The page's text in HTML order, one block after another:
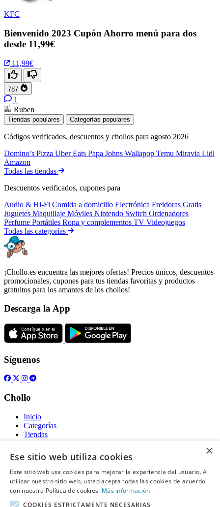
KFC
Bienvenido 2023 Cupón Ahorro menú para dos
desde 11,99€
11,99€
787
1
Ruben
Tiendas populares Categorías populares
Códigos verificados, descuentos y chollos para agosto 2026
Domino’s Pizza Uber Eats Papa Johns Wallapop Temu Miravia Lidl
Amazon
Todas las tiendas
Descuentos verificados, cupones para
Audio & Hi-Fi Comida a domicilio Electrónica Freidoras Gratis
Juguetes Maquillaje Móviles Nintendo Switch Ordenadores
Perfume Portátiles Ropa y complementos TV Videojuegos
Todas las categorías
¡Chollo.es encuentra las mejores ofertas! Precios únicos, descuentos
promocionales, cupones para tus tiendas favoritas y productos
gratuitos para los amantes de los chollos!
Descarga la App
Síguenos
Chollo
Inicio
Categorías
Tiendas
Gratis
Acerca de
Sobre nosotros
Contacto
×
Ese sitio web utiliza cookies
Este sitio web usa cookies para mejorar la experiencia del usuario. Al
utilizar nuestro sitio web, usted acepta todas las cookies de acuerdo
con nuestra Política de cookies. Más información
COOKIES ESTRICTAMENTE NECESARIAS